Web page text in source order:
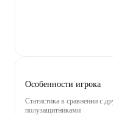
Особенности игрока
Статистика в сравнении с
полузащитниками